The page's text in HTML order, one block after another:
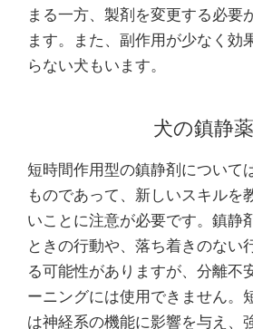
まる一方、製剤を変更する必要
ます。また、副作用が少なく効
らない犬もいます。
犬の鎮静薬
短時間作用型の鎮静剤について
ものであって、新しいスキルを
いことに注意が必要です。鎮静
ときの行動や、落ち着きのない
る可能性がありますが、分離不
ーニングには使用できません。
は神経系の機能に影響を与え、